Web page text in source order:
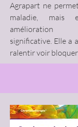
Agrapart ne
maladie, mais
amélioration
significative. Elle a
ralentir voir